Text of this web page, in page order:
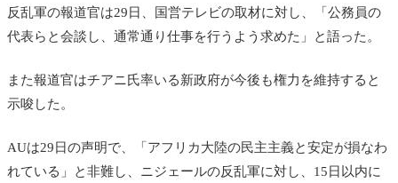
反乱軍の報道官は29日、国営テレビの取材に対し、「公務員の
代表らと会談し、通常通り仕事を行うよう求めた」と語った。
また報道官はチアニ氏率いる新政府が今後も権力を維持すると
示唆した。
AUは29日の声明で、「アフリカ大陸の民主主義と安定が損なわ
れている」と非難し、ニジェールの反乱軍に対し、15日以内に